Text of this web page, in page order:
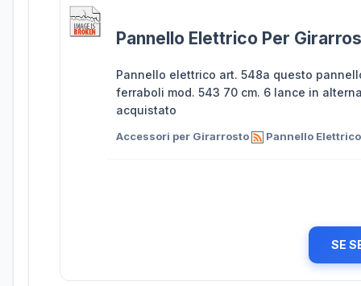
Pannello Elettrico Per
Pannello elettrico art. 548a questo
ferraboli mod. 543 70 cm. 6 lance in
acquistato
Accessori per Girarrosto Pannello
SE